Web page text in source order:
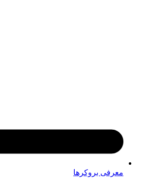
معرفی بروکرها